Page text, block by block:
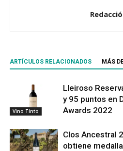
ARTÍCULOS RELACIONADOS MÁS
Vino Tinto
Lleiroso
y 95 puntos en
Awards 2022
Clos Ancestral
obtiene